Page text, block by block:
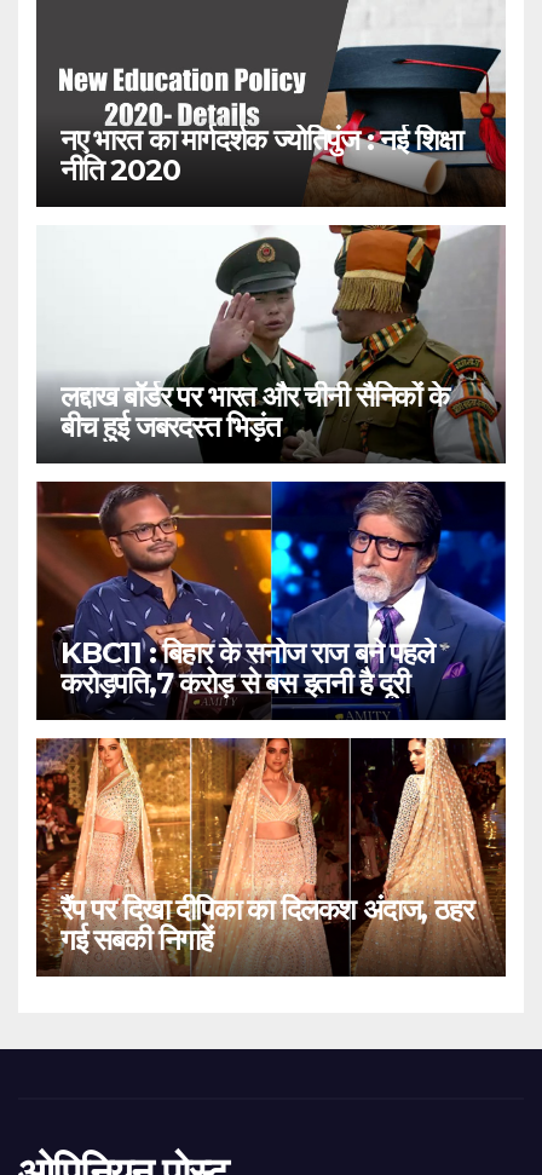
नए भारत का मार्गदर्शक ज्योतिपुंज : नई शिक्षा
नीति 2020
लद्दाख बॉर्डर पर भारत और चीनी सैनिकों के
बीच हुई जबरदस्त भिड़ंत
KBC11 : बिहार के सनोज राज बने पहले
करोड़पति,7 करोड़ से बस इतनी है दूरी
रैंप पर दिखा दीपिका का दिलकश अंदाज, ठहर
गई सबकी निगाहें